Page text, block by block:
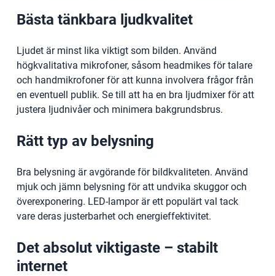
Bästa tänkbara ljudkvalitet
Ljudet är minst lika viktigt som bilden. Använd
högkvalitativa mikrofoner, såsom headmikes för talare
och handmikrofoner för att kunna involvera frågor från
en eventuell publik. Se till att ha en bra ljudmixer för att
justera ljudnivåer och minimera bakgrundsbrus.
Rätt typ av belysning
Bra belysning är avgörande för bildkvaliteten. Använd
mjuk och jämn belysning för att undvika skuggor och
överexponering. LED-lampor är ett populärt val tack
vare deras justerbarhet och energieffektivitet.
Det absolut viktigaste – stabilt
internet